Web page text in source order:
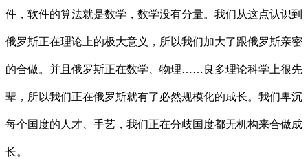
件，软件的算法就是数学，数学没有分量。我们从这点认识到
俄罗斯正在理论上的极大意义，所以我们加大了跟俄罗斯亲密
的合做。并且俄罗斯正在数学、物理……良多理论科学上很先
辈，所以我们正在俄罗斯就有了必然规模化的成长。我们卑沉
每个国度的人才、手艺，我们正在分歧国度都无机构来合做成
长。